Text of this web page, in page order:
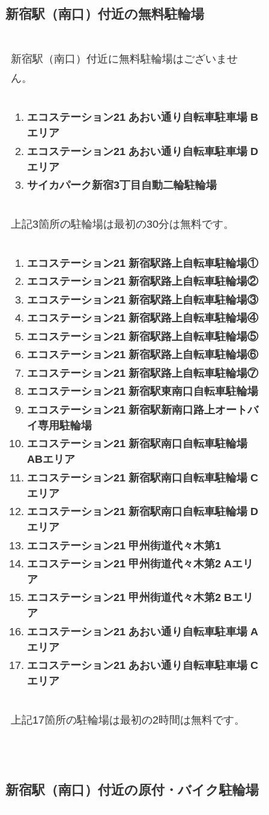
新宿駅（南口）付近の無料駐輪場
新宿駅（南口）付近に無料駐輪場はございませ
ん。
エコステーション21 あおい通り自転車駐車場 B
エリア
エコステーション21 あおい通り自転車駐車場 D
エリア
サイカパーク新宿3丁目自動二輪駐輪場
上記3箇所の駐輪場は最初の30分は無料です。
エコステーション21 新宿駅路上自転車駐輪場①
エコステーション21 新宿駅路上自転車駐輪場②
エコステーション21 新宿駅路上自転車駐輪場③
エコステーション21 新宿駅路上自転車駐輪場④
エコステーション21 新宿駅路上自転車駐輪場⑤
エコステーション21 新宿駅路上自転車駐輪場⑥
エコステーション21 新宿駅路上自転車駐輪場⑦
エコステーション21 新宿駅東南口自転車駐輪場
エコステーション21 新宿駅新南口路上オートバ
イ専用駐輪場
エコステーション21 新宿駅南口自転車駐輪場
ABエリア
エコステーション21 新宿駅南口自転車駐輪場 C
エリア
エコステーション21 新宿駅南口自転車駐輪場 D
エリア
エコステーション21 甲州街道代々木第1
エコステーション21 甲州街道代々木第2 Aエリ
ア
エコステーション21 甲州街道代々木第2 Bエリ
ア
エコステーション21 あおい通り自転車駐車場 A
エリア
エコステーション21 あおい通り自転車駐車場 C
エリア
上記17箇所の駐輪場は最初の2時間は無料です。
新宿駅（南口）付近の原付・バイク駐輪場